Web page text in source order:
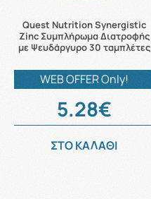
Quest Nutrition Synergistic
Zinc Συμπλήρωμα Διατροφής
με Ψευδάργυρο 30 ταμπλέτες
WEB OFFER Only!
5.28€
ΣΤΟ ΚΑΛΑΘΙ